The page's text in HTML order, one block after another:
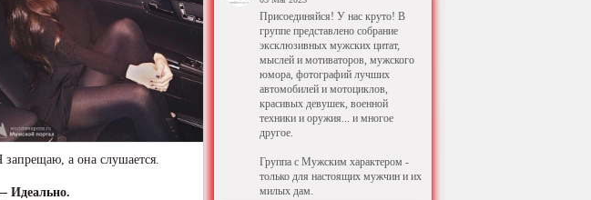
Присоединяйся! У нас круто! В
группе представлено собрание
эксклюзивных мужских цитат,
мыслей и мотиваторов, мужского
юмора, фотографий лучших
автомобилей и мотоциклов,
красивых девушек, военной
техники и оружия... и многое
другое.
Группа с Мужским характером -
только для настоящих мужчин и их
милых дам.
запрещаю, а она слушается.
Идеально.